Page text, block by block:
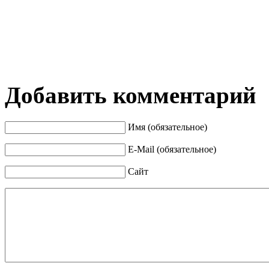
Добавить комментарий
Имя (обязательное)
E-Mail (обязательное)
Сайт